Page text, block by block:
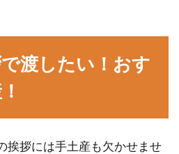
渡したい！おす
挨拶には手土産も欠かせませ